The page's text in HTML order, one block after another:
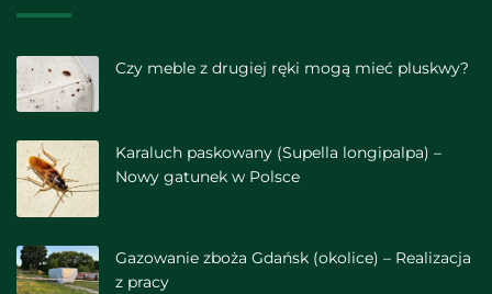
Czy meble z drugiej ręki mogą mieć pluskwy?
Karaluch paskowany (Supella longipalpa) –
Nowy gatunek w Polsce
Gazowanie zboża Gdańsk (okolice) – Realizacja
z pracy